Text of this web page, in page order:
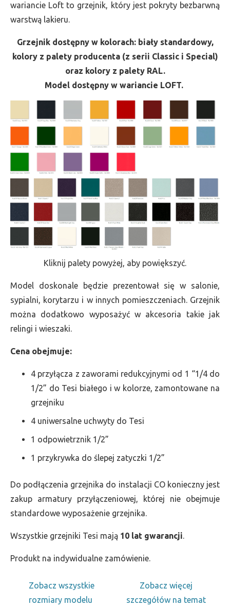
wariancie Loft to grzejnik, który jest pokryty bezbarwną
warstwą lakieru.
Grzejnik dostępny w kolorach: biały standardowy,
kolory z palety producenta (z serii Classic i Special)
oraz kolory z palety RAL.
Model dostępny w wariancie LOFT.
Kliknij palety powyżej, aby powiększyć.
Model doskonale będzie prezentował się w salonie,
sypialni, korytarzu i w innych pomieszczeniach. Grzejnik
można dodatkowo wyposażyć w akcesoria takie jak
relingi i wieszaki.
Cena obejmuje:
4 przyłącza z zaworami redukcyjnymi od 1 “1/4 do
1/2” do Tesi białego i w kolorze, zamontowane na
grzejniku
4 uniwersalne uchwyty do Tesi
1 odpowietrznik 1/2”
1 przykrywka do ślepej zatyczki 1/2”
Do podłączenia grzejnika do instalacji CO konieczny jest
zakup armatury przyłączeniowej, której nie obejmuje
standardowe wyposażenie grzejnika.
Wszystkie grzejniki Tesi mają 10 lat gwarancji.
Produkt na indywidualne zamówienie.
Zobacz wszystkie
rozmiary modelu
Zobacz więcej
szczegółów na temat